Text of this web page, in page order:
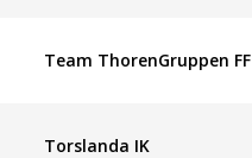
Team ThorenGruppen FF
Torslanda IK